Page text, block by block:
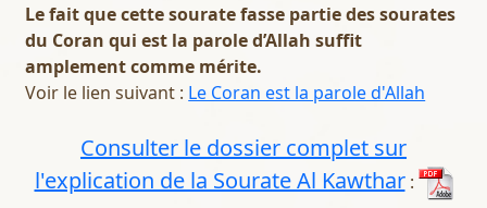
Le fait que cette sourate fasse partie des sourates
du Coran qui est la parole d’Allah suffit
amplement comme mérite.
Voir le lien suivant : Le Coran est la parole d'Allah
Consulter le dossier complet sur
l'explication de la Sourate Al Kawthar: